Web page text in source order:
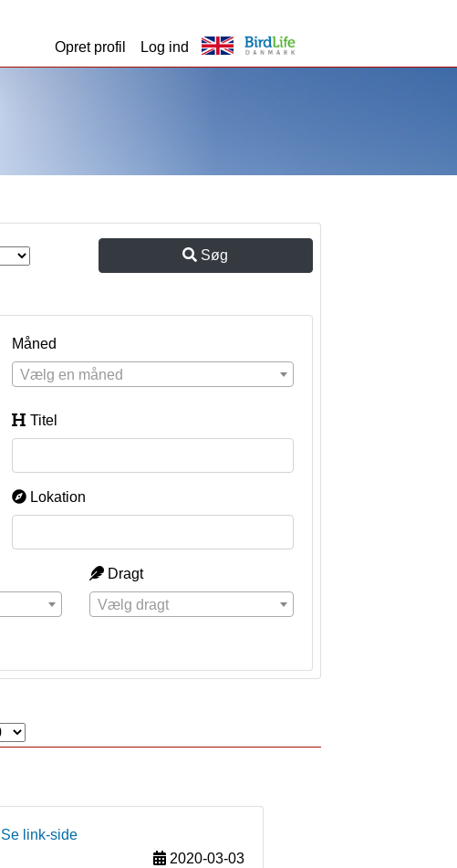
Opret profil Log ind
Søg
Måned
Vælg en måned
Titel
Lokation
Dragt
Vælg dragt
Se link-side
2020-03-03